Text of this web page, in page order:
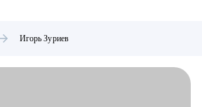
Игорь Зуриев